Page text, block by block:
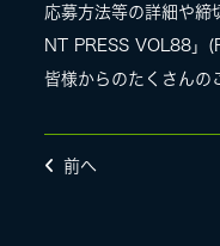
MASA
応募方法等の詳細や
NT PRESS VOL88」
皆様からのたくさんの
前へ